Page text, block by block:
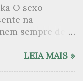
O sexo
na
sempre de
sua própria
LEIA MAIS »